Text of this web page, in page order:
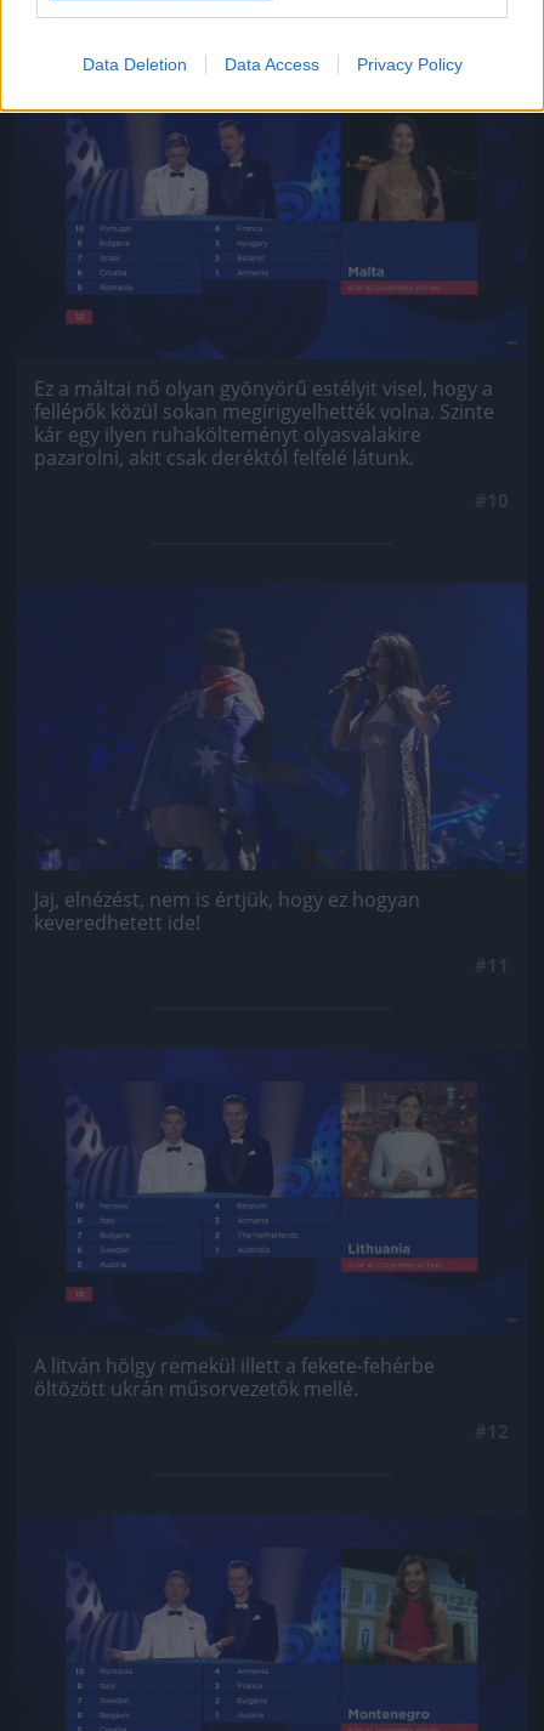
Data Deletion Data Access Privacy Policy
Jön még kép!
Ez a máltai nő olyan gyönyörű estélyit visel, hogy a
fellépők közül sokan megirigyelhették volna. Szinte
kár egy ilyen ruhakölteményt olyasvalakire
pazarolni, akit csak deréktól felfelé látunk.
Jaj, elnézést, nem is értjük, hogy ez hogyan
keveredhetett ide!
Jön még kép!
A litván hölgy remekül illett a fekete-fehérbe
öltözött ukrán műsorvezetők mellé.
Jön még kép!